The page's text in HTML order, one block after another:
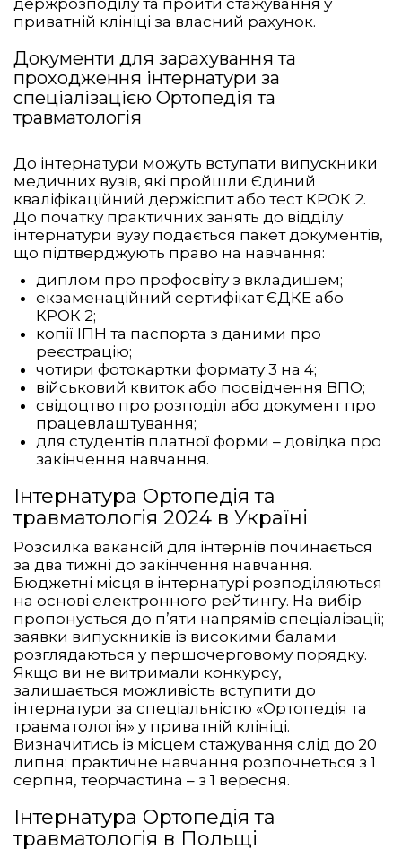
держрозподілу та пройти стажування у
приватній клініці за власний рахунок.
Документи для зарахування та
проходження інтернатури за
спеціалізацією Ортопедія та
травматологія
До інтернатури можуть вступати випускники
медичних вузів, які пройшли Єдиний
кваліфікаційний держіспит або тест КРОК 2.
До початку практичних занять до відділу
інтернатури вузу подається пакет документів,
що підтверджують право на навчання:
диплом про профосвіту з вкладишем;
екзаменаційний сертифікат ЄДКЕ або
КРОК 2;
копії ІПН та паспорта з даними про
реєстрацію;
чотири фотокартки формату 3 на 4;
військовий квиток або посвідчення ВПО;
свідоцтво про розподіл або документ про
працевлаштування;
для студентів платної форми – довідка про
закінчення навчання.
Інтернатура Ортопедія та
травматологія 2024 в Україні
Розсилка вакансій для інтернів починається
за два тижні до закінчення навчання.
Бюджетні місця в інтернатурі розподіляються
на основі електронного рейтингу. На вибір
пропонується до п’яти напрямів спеціалізації;
заявки випускників із високими балами
розглядаються у першочерговому порядку.
Якщо ви не витримали конкурсу,
залишається можливість вступити до
інтернатури за спеціальністю «Ортопедія та
травматологія» у приватній клініці.
Визначитись із місцем стажування слід до 20
липня; практичне навчання розпочнеться з 1
серпня, теорчастина – з 1 вересня.
Інтернатура Ортопедія та
травматологія в Польщі